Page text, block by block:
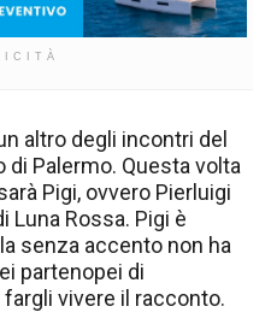
altro degli incontri del
Palermo. Questa volta
Pigi, ovvero Pierluigi
Luna Rossa. Pigi è
senza accento non ha
partenopei di
vivere il racconto.